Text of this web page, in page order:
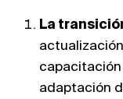
La
capacitación
adaptación